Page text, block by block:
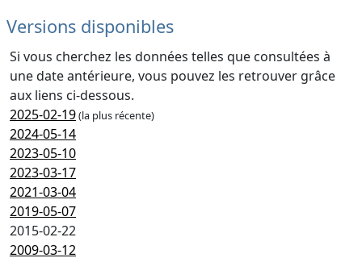
Versions disponibles
Si vous cherchez les données telles que consultées à
une date antérieure, vous pouvez les retrouver grâce
aux liens ci-dessous.
2025-02-19(la plus récente)
2024-05-14
2023-05-10
2023-03-17
2021-03-04
2019-05-07
2015-02-22
2009-03-12